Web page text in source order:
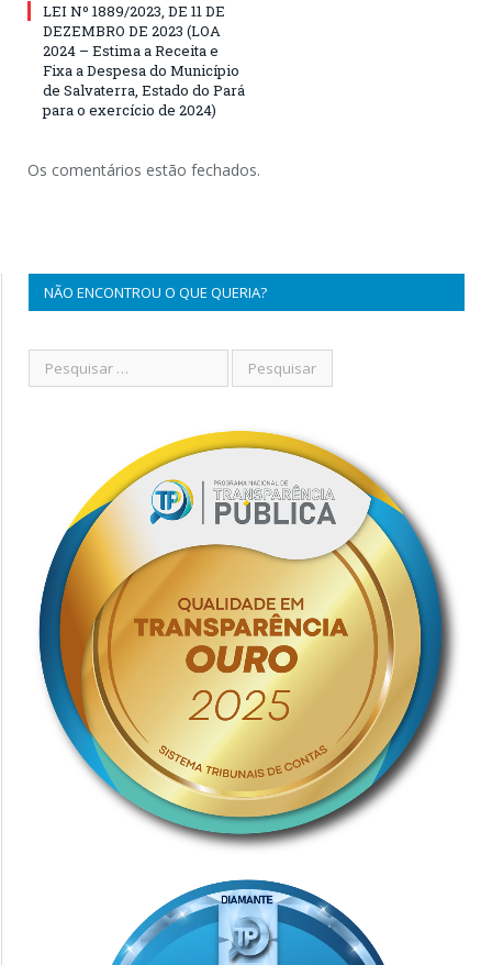
LEI Nº 1889/2023, DE 11 DE
DEZEMBRO DE 2023 (LOA
2024 – Estima a Receita e
Fixa a Despesa do Município
de Salvaterra, Estado do Pará
para o exercício de 2024)
Os comentários estão fechados.
NÃO ENCONTROU O QUE QUERIA?